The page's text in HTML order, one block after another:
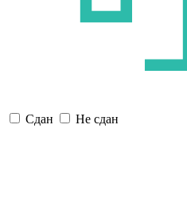
Сдан Не сдан